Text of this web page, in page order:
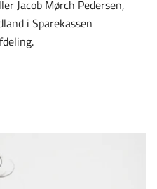
Jacob Mørch Pedersen,
i Sparekassen